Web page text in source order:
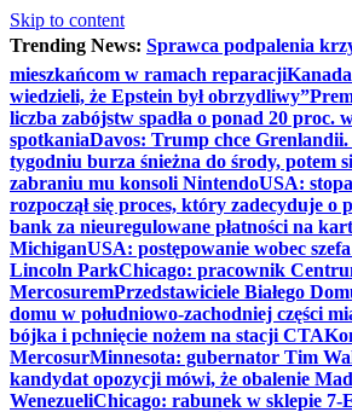
Skip to content
Trending News: Sprawca podpalenia
mieszkańcom w ramach reparacji
wiedzieli, że Epstein był obrzydliwy”
liczba zabójstw spadła o ponad 20
spotkaniaDavos: Trump chce Grenlandii.
tygodniu burza śnieżna do środy, potem
zabraniu mu konsoli NintendoUSA:
rozpoczął się proces, który zadecyduje o
bank za nieuregulowane płatności na
MichiganUSA: postępowanie wobec
Lincoln ParkChicago: pracownik
MercosuremPrzedstawiciele Białego
domu w południowo-zachodniej części
bójka i pchnięcie nożem na stacji CTA
MercosurMinnesota: gubernator Tim
kandydat opozycji mówi, że obalenie
WenezueliChicago: rabunek w sklepie 7-